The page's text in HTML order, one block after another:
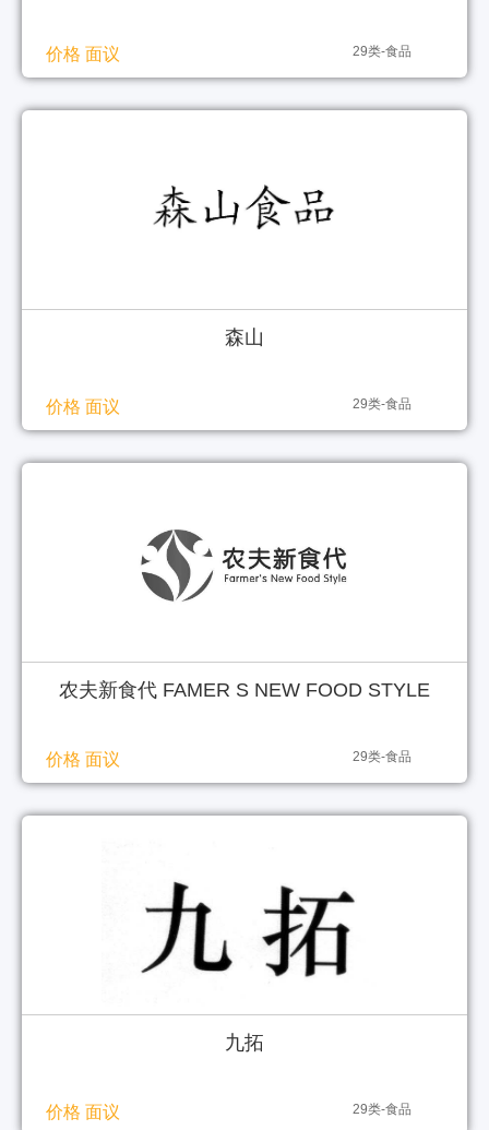
价格 面议 29类-食品
森山
价格 面议 29类-食品
农夫新食代 FAMER S NEW FOOD STYLE
价格 面议 29类-食品
九拓
价格 面议 29类-食品